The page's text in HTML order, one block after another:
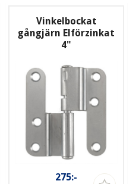
Vinkelbockat
gångjärn Elförzinkat
4"
275:-